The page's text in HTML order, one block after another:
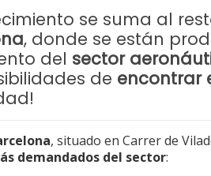
se suma al
, donde se están
del sector
de encontrar
, situado en Carrer de
demandados del sector: